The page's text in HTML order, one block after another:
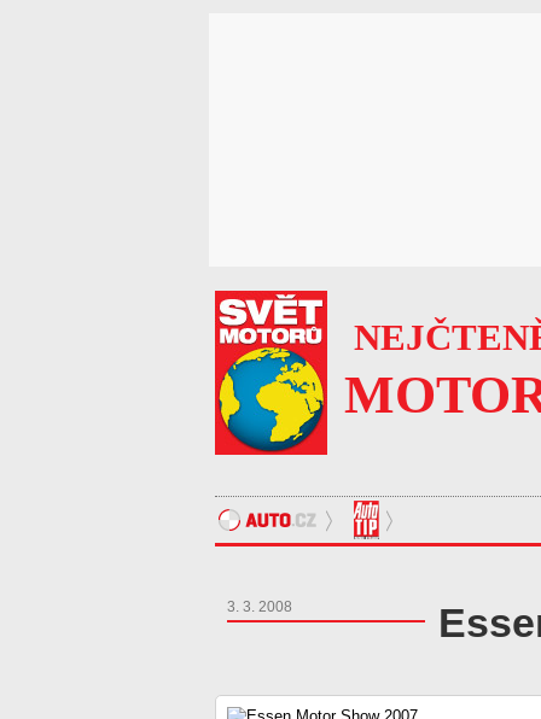
3. 3. 2008